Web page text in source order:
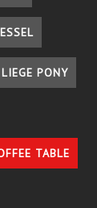
PONY
TABLE